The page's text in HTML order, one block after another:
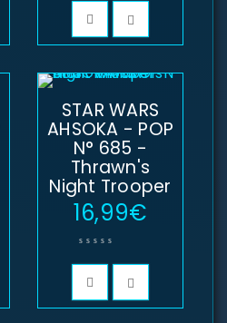
STAR WARS
AHSOKA - POP
N° 685 -
Thrawn's
Night Trooper
16,99€